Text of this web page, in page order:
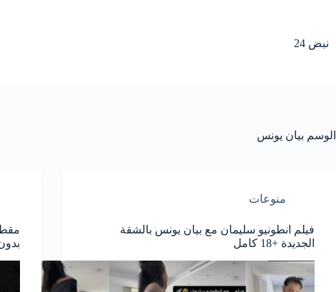
نبض 24
الوسم بيان يونس
منوعات
فيلم انطونيو سليمان مع بيان يونس بالشقة
الجديدة +18 كامل